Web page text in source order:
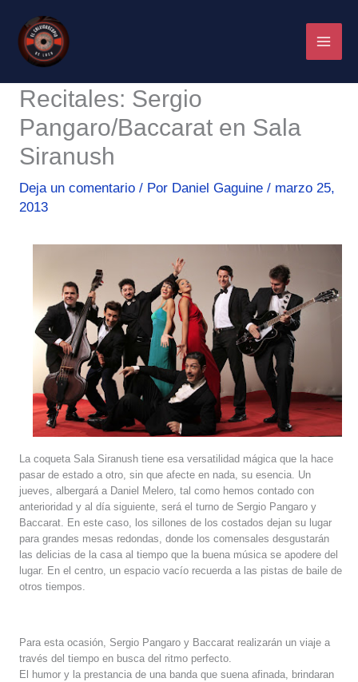
contenido
Recitales: Sergio
Pangaro/Baccarat en Sala
Siranush
Deja un comentario / Por Daniel Gaguine / marzo 25,
2013
La coqueta Sala Siranush tiene esa versatilidad mágica que la hace
pasar de estado a otro, sin que afecte en nada, su esencia. Un
jueves, albergará a Daniel Melero, tal como hemos contado con
anterioridad y al día siguiente, será el turno de Sergio Pangaro y
Baccarat. En este caso, los sillones de los costados dejan su lugar
para grandes mesas redondas, donde los comensales desgustarán
las delicias de la casa al tiempo que la buena música se apodere del
lugar. En el centro, un espacio vacío recuerda a las pistas de baile de
otros tiempos.
Para esta ocasión, Sergio Pangaro y Baccarat realizarán un viaje a
través del tiempo en busca del ritmo perfecto.
El humor y la prestancia de una banda que suena afinada, brindaran